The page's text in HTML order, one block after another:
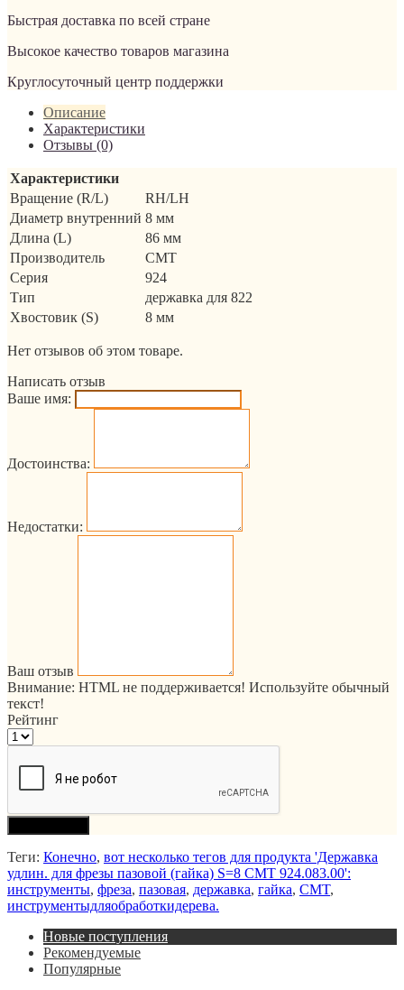
Быстрая доставка по всей стране
Высокое качество товаров магазина
Круглосуточный центр поддержки
Описание
Характеристики
Отзывы (0)
Характеристики
Вращение (R/L)
RH/LH
Диаметр внутренний 8 мм
Длина (L)
86 мм
Производитель
CMT
Серия
924
Тип
державка для 822
Хвостовик (S)
8 мм
Нет отзывов об этом товаре.
Написать отзыв
Ваше имя:
Достоинства:
Недостатки:
Ваш отзыв
Внимание: HTML не поддерживается! Используйте обычный
текст!
Рейтинг
Теги: Конечно, вот несколько тегов для продукта 'Державка
удлин. для фрезы пазовой (гайка) S=8 CMT 924.083.00':
инструменты, фреза, пазовая, державка, гайка, CMT,
инструментыдляобработкидерева.
Новые поступления
Рекомендуемые
Популярные